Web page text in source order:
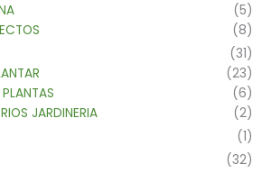
(5)
(8)
(31)
(23)
(6)
JARDINERIA
(2)
(1)
(32)